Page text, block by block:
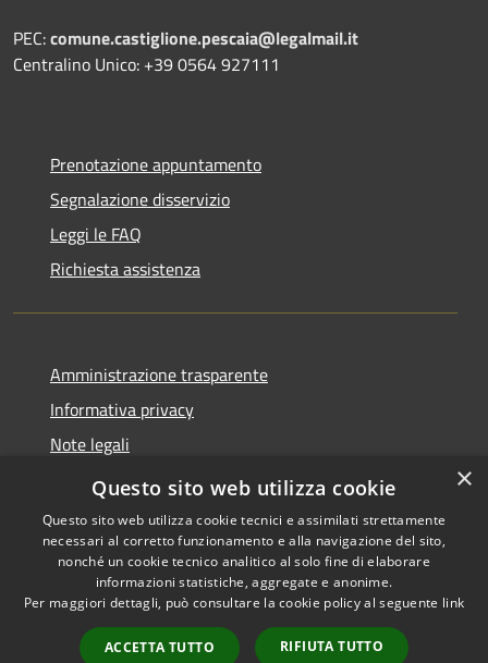
PEC:comune.castiglione.pescaia@legalmail.it
Centralino Unico: +39 0564 927111
Prenotazione appuntamento
Segnalazione disservizio
Leggi le FAQ
Richiesta assistenza
Amministrazione trasparente
Informativa privacy
Note legali
Dichiarazione di accessibilità
Accessibilità
Copyright © 2026 • Comune di
Castiglione della Pescaia •
Powered byMunicipium
×
Questo sito web utilizza cookie
Questo sito web utilizza cookie tecnici e assimilati strettamente
necessari al corretto funzionamento e alla navigazione del sito,
nonché un cookie tecnico analitico al solo fine di elaborare
informazioni statistiche, aggregate e anonime.
Per maggiori dettagli, può consultare la cookie policy al seguente link
ACCETTA TUTTO RIFIUTA TUTTO